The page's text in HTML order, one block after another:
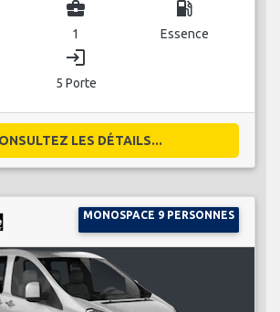
business_center
1
local_gas_station
Essence
login
5 Porte
LES DÉTAILS...
MONOSPACE 9 PERSONNES